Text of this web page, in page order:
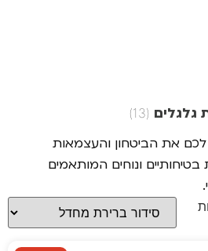
גלגלים (13)
לכם את הביטחון והעצמאות
בטיחותיים ונוחים המותאמים